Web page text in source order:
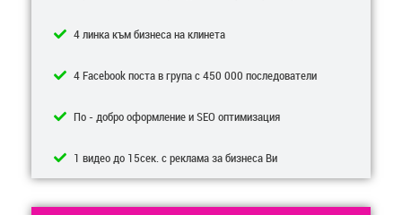
4 линка към бизнеса на клинета
4 Facebook поста в група с 450 000 последователи
По - добро оформление и SEO оптимизация
1 видео до 15сек. с реклама за бизнеса Ви